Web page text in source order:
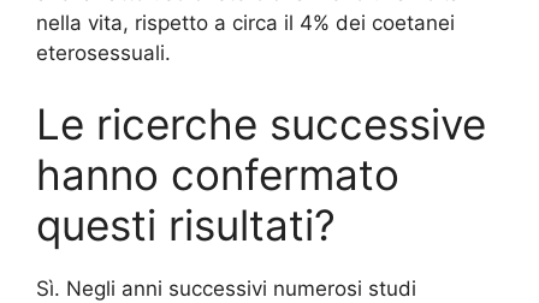
nella vita, rispetto a circa il 4% dei coetanei
eterosessuali.
Le ricerche successive
hanno confermato
questi risultati?
Sì. Negli anni successivi numerosi studi